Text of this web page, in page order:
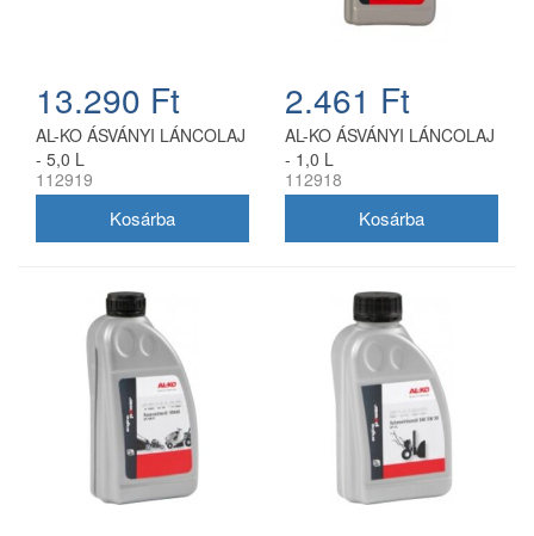
13.290 Ft
AL-KO ÁSVÁNYI LÁNCOLAJ
- 5,0 L
112919
2.461 Ft
AL-KO ÁSVÁNYI LÁNCOLAJ
- 1,0 L
112918